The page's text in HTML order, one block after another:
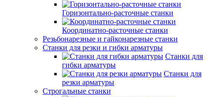
Горизонтально-расточные станки
Координатно-расточные станки
Резьбонарезные и гайконарезные станки
Станки для резки и гибки арматуры
Станки для
гибки арматуры
Станки для
резки арматуры
Строгальные станки